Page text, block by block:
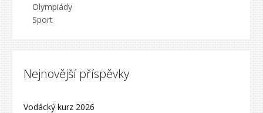
Olympiády
Sport
Nejnovější příspěvky
Vodácký kurz 2026